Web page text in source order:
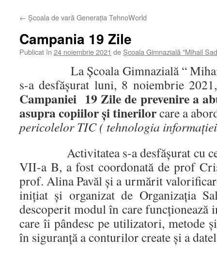
← Școala de vară Generația TehnoWorld
Campania 19 Zile
Publicat în 24 noiembrie 2021 de Școala Gimnazială "Mihail
La Școala Gimnazială “ Mihail
s-a desfășurat luni, 8 noiembrie
Campaniei 19 Zile de prevenire a
asupra copiilor și tinerilorcare a
pericolelor TIC ( tehnologia
Activitatea s-a desfășurat cu cei
VII-a B, a fost coordonată de prof
prof. Alina Pavăl și a urmărit
inițiat și organizat de Organizația
descoperit modul în care funcționează
care îi pândesc pe utilizatori, metode
în siguranță a conturilor create și a